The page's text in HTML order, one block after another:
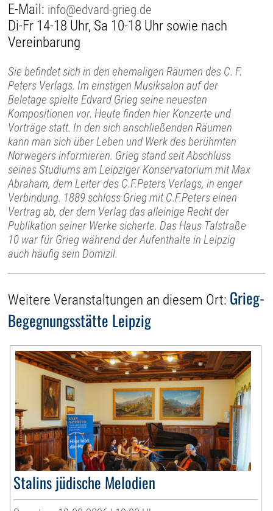
E-Mail: info@edvard-grieg.de
Di-Fr 14-18 Uhr, Sa 10-18 Uhr sowie nach
Vereinbarung
Sie befindet sich in den ehemaligen Räumen des C. F.
Peters Verlags. Im einstigen Musiksalon auf der
Beletage spielte Edvard Grieg seine neuesten
Kompositionen vor. Heute finden hier Konzerte und
Vorträge statt. In den sich anschließenden Räumen
kann man sich über Leben und Werk des berühmten
Norwegers informieren. Grieg stand seit Abschluss
seines Studiums am Leipziger Konservatorium mit Max
Abraham, dem Leiter des C.F.Peters Verlags, in enger
Verbindung. 1889 schloss Grieg mit C.F.Peters einen
Vertrag ab, der dem Verlag das alleinige Recht der
Publikation seiner Werke sicherte. Das Haus Talstraße
10 war für Grieg während der Aufenthalte in Leipzig
auch häufig sein Domizil.
Weitere Veranstaltungen an diesem Ort: Grieg-
Begegnungsstätte Leipzig
Stalins jüdische Melodien